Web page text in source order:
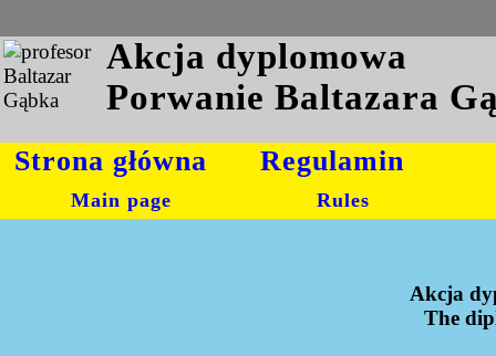
Akcja dyplomowa
Porwanie Baltazara
Strona główna
Main page
Regulamin
Rules
Akcja
The